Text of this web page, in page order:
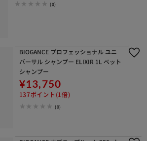
(0)
BIOGANCE プロフェッショナル ユニ
バーサル シャンプー ELIXIR 1L ペット
シャンプー
¥13,750
137ポイント(1倍)
(0)